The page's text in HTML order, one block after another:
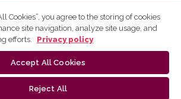
platform and metadata are distributed by
Cookies”, you agree to the storing of cookies
site navigation, analyze site usage, and
efforts.
Privacy policy
Accept All Cookies
Reject All